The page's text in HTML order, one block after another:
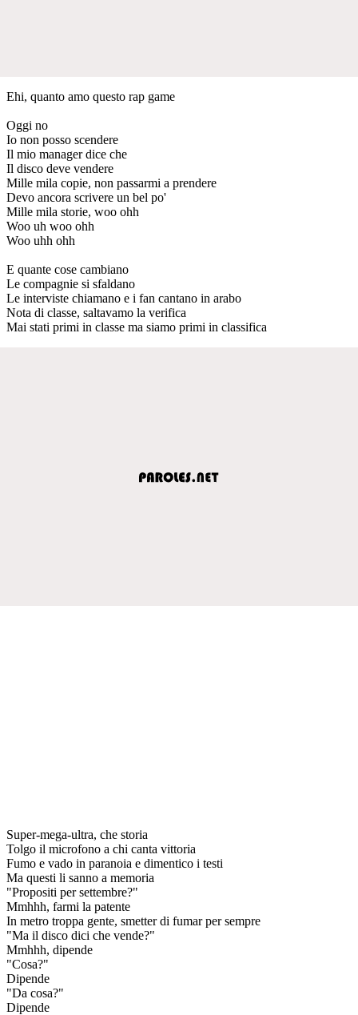
Ehi, quanto amo questo rap game
Oggi no
Io non posso scendere
Il mio manager dice che
Il disco deve vendere
Mille mila copie, non passarmi a prendere
Devo ancora scrivere un bel po'
Mille mila storie, woo ohh
Woo uh woo ohh
Woo uhh ohh
E quante cose cambiano
Le compagnie si sfaldano
Le interviste chiamano e i fan cantano in arabo
Nota di classe, saltavamo la verifica
Mai stati primi in classe ma siamo primi in classifica
Super-mega-ultra, che storia
Tolgo il microfono a chi canta vittoria
Fumo e vado in paranoia e dimentico i testi
Ma questi li sanno a memoria
"Propositi per settembre?"
Mmhhh, farmi la patente
In metro troppa gente, smetter di fumar per sempre
"Ma il disco dici che vende?"
Mmhhh, dipende
"Cosa?"
Dipende
"Da cosa?"
Dipende